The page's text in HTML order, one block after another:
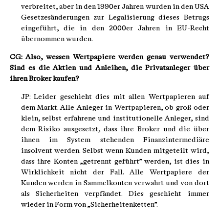
verbreitet, aber in den 1990er Jahren wurden in den USA
Gesetzesänderungen zur Legalisierung dieses Betrugs
eingeführt, die in den 2000er Jahren in EU-Recht
übernommen wurden.
CG: Also, wessen Wertpapiere werden genau verwendet?
Sind es die Aktien und Anleihen, die Privatanleger über
ihren Broker kaufen?
JP: Leider geschieht dies mit allen Wertpapieren auf
dem Markt. Alle Anleger in Wertpapieren, ob groß oder
klein, selbst erfahrene und institutionelle Anleger, sind
dem Risiko ausgesetzt, dass ihre Broker und die über
ihnen im System stehenden Finanzintermediäre
insolvent werden. Selbst wenn Kunden mitgeteilt wird,
dass ihre Konten „getrennt geführt” werden, ist dies in
Wirklichkeit nicht der Fall. Alle Wertpapiere der
Kunden werden in Sammelkonten verwahrt und von dort
als Sicherheiten verpfändet. Dies geschieht immer
wieder in Form von „Sicherheitenketten”.